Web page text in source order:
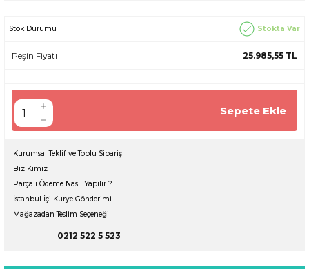
Stok Durumu Stokta Var
Peşin Fiyatı 25.985,55 TL
Sepete Ekle
Kurumsal Teklif ve Toplu Sipariş
Biz Kimiz
Parçalı Ödeme Nasıl Yapılır ?
İstanbul İçi Kurye Gönderimi
Mağazadan Teslim Seçeneği
0212 522 5 523